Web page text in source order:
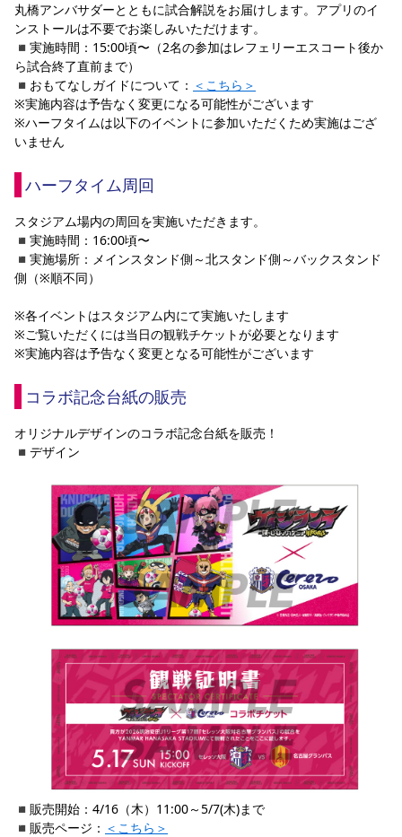
丸橋アンバサダーとともに試合解説をお届けします。アプリのイ
ンストールは不要でお楽しみいただけます。
◾️実施時間：15:00頃〜（2名の参加はレフェリーエスコート後か
ら試合終了直前まで）
◾️おもてなしガイドについて： ＜こちら＞
※実施内容は予告なく変更になる可能性がございます
※ハーフタイムは以下のイベントに参加いただくため実施はござ
いません
ハーフタイム周回
スタジアム場内の周回を実施いただきます。
◾️実施時間：16:00頃〜
◾️実施場所：メインスタンド側～北スタンド側～バックスタンド
側（※順不同）
※各イベントはスタジアム内にて実施いたします
※ご覧いただくには当日の観戦チケットが必要となります
※実施内容は予告なく変更となる可能性がございます
コラボ記念台紙の販売
オリジナルデザインのコラボ記念台紙を販売！
◾️デザイン
◾️販売開始：4/16（木）11:00～5/7(木)まで
◾️販売ページ： ＜こちら＞